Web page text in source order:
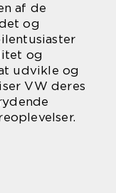
af de
og
og
udvikle og
VW deres